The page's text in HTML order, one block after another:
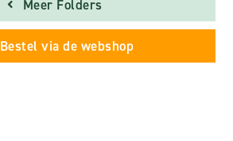
Meer Folders
Bestel via de webshop